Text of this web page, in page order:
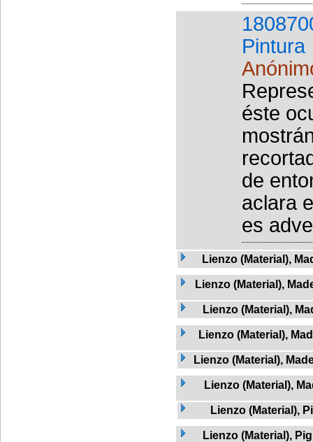
Pintura
éste
de
aclara
es
Lienzo (Material),
Lienzo (Material),
Lienzo (Material),
Lienzo (Material),
Lienzo (Material),
Lienzo (Material),
Lienzo (Material),
Lienzo (Material),